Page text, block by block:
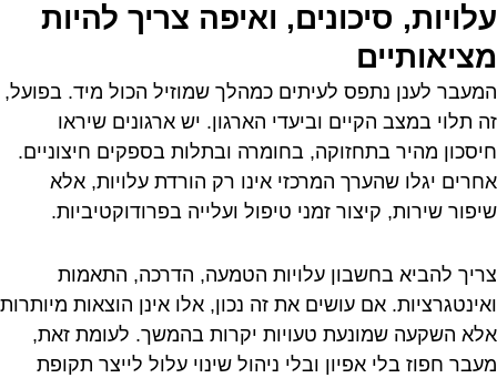
עלויות, סיכונים, ואיפה צריך להיות
מציאותיים
המעבר לענן נתפס לעיתים כמהלך שמוזיל הכול מיד. בפועל,
זה תלוי במצב הקיים וביעדי הארגון. יש ארגונים שיראו
חיסכון מהיר בתחזוקה, בחומרה ובתלות בספקים חיצוניים.
אחרים יגלו שהערך המרכזי אינו רק הורדת עלויות, אלא
שיפור שירות, קיצור זמני טיפול ועלייה בפרודוקטיביות.
צריך להביא בחשבון עלויות הטמעה, הדרכה, התאמות
ואינטגרציות. אם עושים את זה נכון, אלו אינן הוצאות מיותרות
אלא השקעה שמונעת טעויות יקרות בהמשך. לעומת זאת,
מעבר חפוז בלי אפיון ובלי ניהול שינוי עלול לייצר תקופת